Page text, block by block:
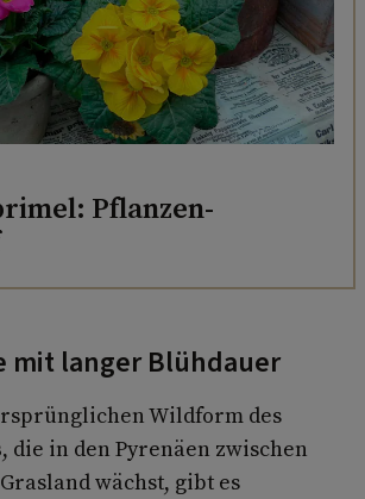
Pflanzen-
mit langer Blühdauer
Wildform des
, die in den Pyrenäen zwischen
wächst, gibt es